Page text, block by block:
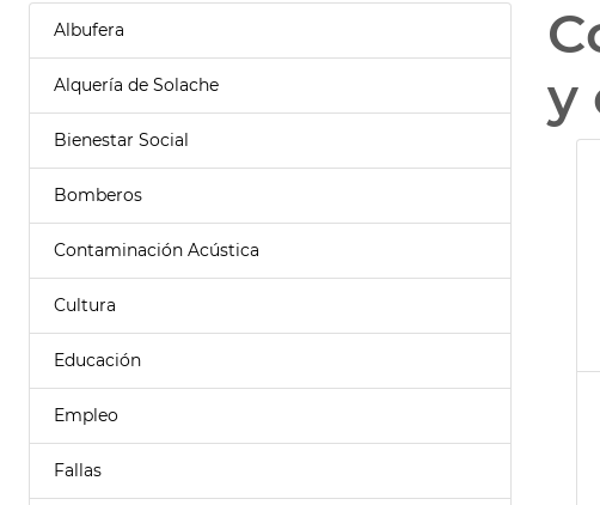
Albufera
Alquería de Solache
Bienestar Social
Bomberos
Contaminación Acústica
Cultura
Educación
Empleo
Fallas
y